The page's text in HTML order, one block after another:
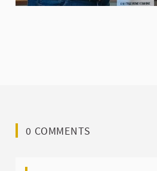
0 COMMENTS